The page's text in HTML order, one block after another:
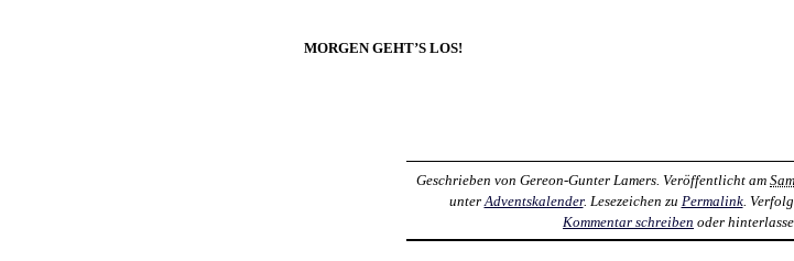
MORGEN GEHT’S LOS!
Geschrieben von Gereon-Gunter Lamers . Veröffentlicht am
unter Adventskalender. Lesezeichen zu Permalink.
Kommentar schreiben oder